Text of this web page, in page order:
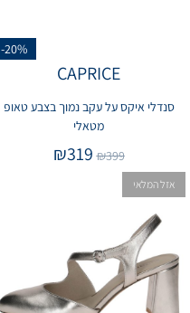
-20%
CAPRICE
סנדלי איקס על עקב נמוך בצבע טאופ
מטאלי
₪399
₪319
אזל המלאי